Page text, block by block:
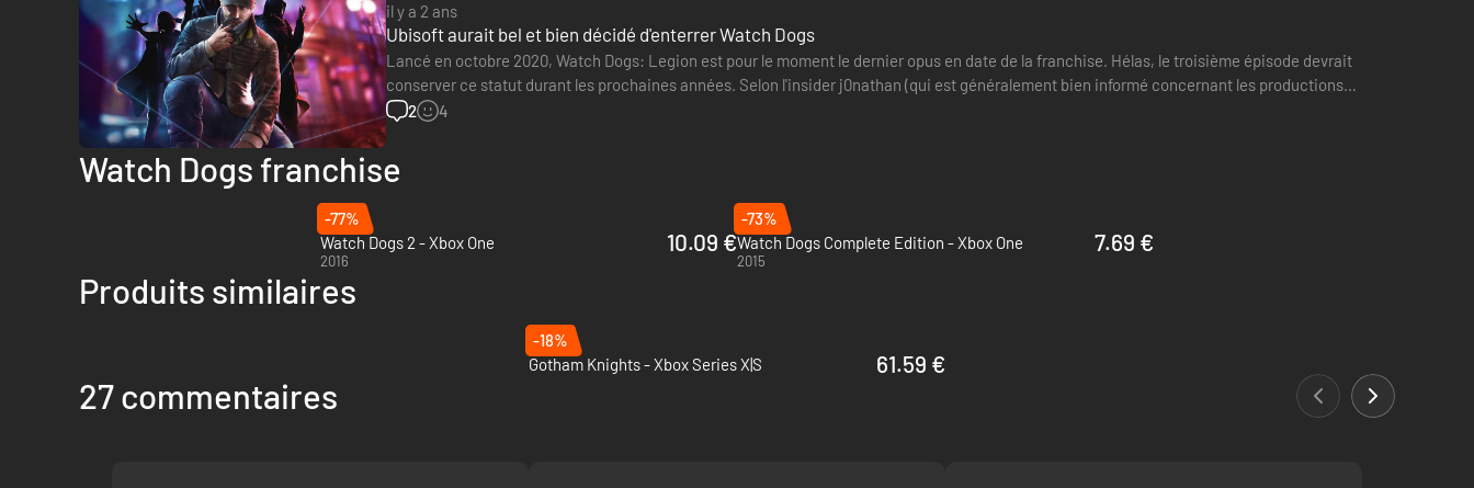
il y a 2 ans
Ubisoft aurait bel et bien décidé d'enterrer Watch Dogs
Lancé en octobre 2020, Watch Dogs: Legion est pour le moment le dernier opus en date de la franchise. Hélas, le troisième épisode devrait
conserver ce statut durant les prochaines années. Selon l'insider j0nathan (qui est généralement bien informé concernant les productions
Ubisoft), Watch Dogs est…
2 4
Watch Dogs franchise
-77%
Watch Dogs 2 - Xbox One
2016
10.09 €
-73%
Watch Dogs Complete Edition - Xbox One
2015
7.69 €
Produits similaires
-18%
Gotham Knights - Xbox Series X|S
61.59 €
27 commentaires